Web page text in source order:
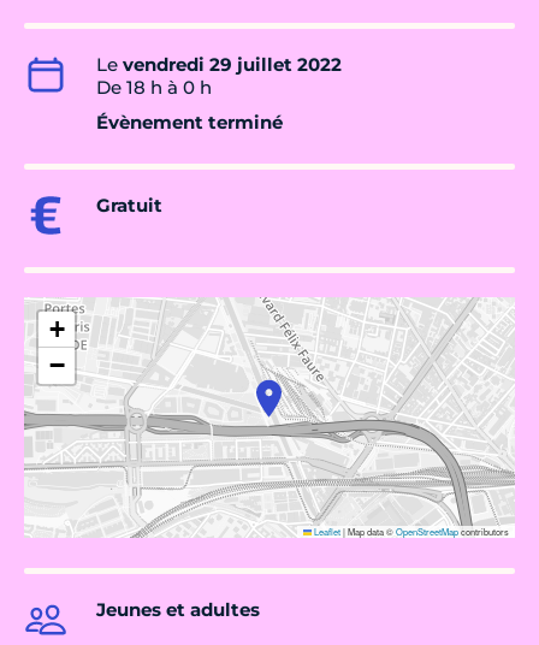
Le vendredi 29 juillet 2022
De 18 h à 0 h
Évènement terminé
Gratuit
+
−
Leaflet|Map data ©OpenStreetMapcontributors
Jeunes et adultes